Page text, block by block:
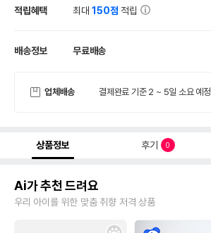
적립혜택 최대150점 적립
배송정보 무료배송
업체배송 결제완료 기준 2 ~ 5일 소요 예정
상품정보 후기 0
Ai가 추천 드려요
우리 아이를 위한 맞춤 취향 저격 상품